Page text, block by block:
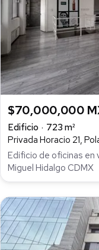
$70,000,000
Edificio
723 m²
Privada Horacio 21,
Edificio de oficinas en
Miguel Hidalgo CDMX